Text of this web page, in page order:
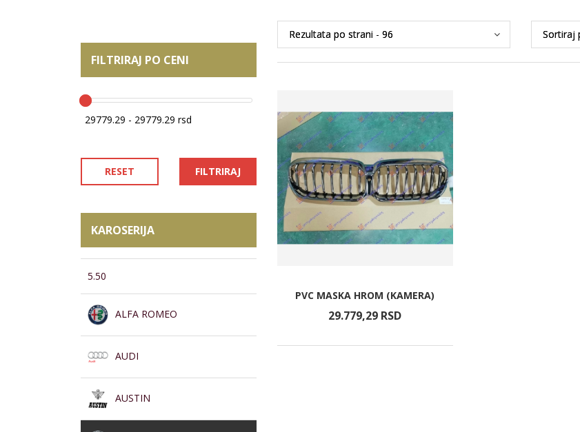
FILTRIRAJ PO CENI
RESET FILTRIRAJ
KAROSERIJA
5.50
ALFA ROMEO
AUDI
AUSTIN
PVC MASKA HROM (KAMERA)
29.779,29 RSD